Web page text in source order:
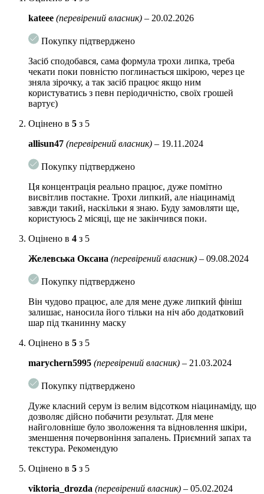
що піклуються про свою шкіру. У минулому люди були дуже
стурбовані такими інгредієнтами, які володіють травматичною дією,
такими як ретинол і BHA, і які можуть викликати побічні ефекти при
використовувати незалежно від шкірних проблем або типу шкіри.
Про ніацинамід
Ніацинамід – це розчинний вітамінний інгредієнт, також відомий як
багато проблем, з якими може зіткнутися наша шкіра. Ніацинамід
може допомогти вам помітно поліпшити такі проблеми зі шкірою, як
розширення пір, незбалансований тон шкіри і тьмяність шкіри.
Фактично, він може поліпшити старіючу і тьмяну текстуру шкіри,
зменшуючи шкоду від шкідливої ​​навколишнього середовища!
Як застосовувати?Використовуйте щодня після очищення і перед
нанесенням зволожуючого крему і макіяжу. Змочіть ватний диск або
тампон і нанесіть на обличчя і шию. Для досягнення найкращих
результатів використовуйте вранці і ввечері, щоб шкіра стала м’якою,
гладкою і красивою.
kateee (перевірений власник) – 20.02.2026
Покупку підтверджено
Засіб сподобався, сама формула трохи липка, треба
чекати поки повністю поглинається шкірою, через це
зняла зірочку, а так засіб працює якщо ним
користуватись з певн періодичністю, своїх грошей
вартує)
Оцінено в 5 з 5
allisun47 (перевірений власник) – 19.11.2024
Покупку підтверджено
Ця концентрація реально працює, дуже помітно
висвітлив постакне. Трохи липкий, але ніацинамід
завжди такий, наскільки я знаю. Буду замовляти ще,
користуюсь 2 місяці, ще не закінчився поки.
Оцінено в 4 з 5
Желевська Оксана (перевірений власник) – 09.08.2024
Покупку підтверджено
Він чудово працює, але для мене дуже липкий фініш
залишає, наносила його тільки на ніч або додатковий
шар під тканинну маску
Оцінено в 5 з 5
marychern5995 (перевірений власник) – 21.03.2024
Покупку підтверджено
Дуже класний серум із велим відсотком ніацинаміду, що
дозволяє дійсно побачити результат. Для мене
найголовніше було зволоження та відновлення шкіри,
зменшення почервоніння запалень. Приємний запах та
текстура. Рекомендую
Оцінено в 5 з 5
viktoria_drozda (перевірений власник) – 05.02.2024